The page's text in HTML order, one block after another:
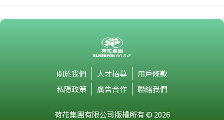
關於我們 人才招募
用戶條款
私隱政策
廣告合作 聯絡我們
荷花集團有限公司版權所有 © 2026